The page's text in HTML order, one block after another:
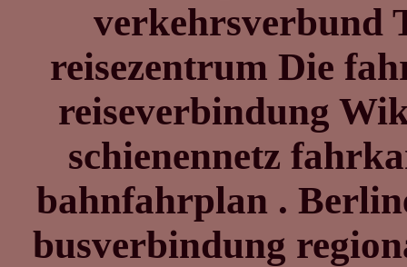
verkehrsverbund
reisezentrum Die
reiseverbindung
schienennetz
bahnfahrplan .
busverbindung